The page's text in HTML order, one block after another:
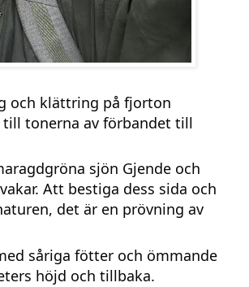
och klättring på fjorton
till tonerna av förbandet till
sjön Gjende och
Att bestiga dess sida och
det är en prövning av
såriga fötter och ömmande
höjd och tillbaka.